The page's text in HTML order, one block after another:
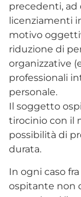
precedenti,
licenziamenti
motivo
riduzione di
organizzative
professionali
personale.
Il soggetto
tirocinio con il
possibilità di
durata.
In ogni caso
ospitante non